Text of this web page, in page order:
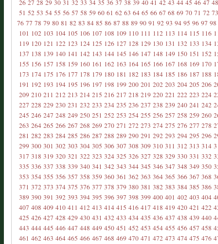
26 27 28 29 30 31 32 33 34 35 36 37 38 39 40 41 42 43 44 45 46 47 48
51 52 53 54 55 56 57 58 59 60 61 62 63 64 65 66 67 68 69 70 71 72 73
76 77 78 79 80 81 82 83 84 85 86 87 88 89 90 91 92 93 94 95 96 97 98
101 102 103 104 105 106 107 108 109 110 111 112 113 114 115 116
119 120 121 122 123 124 125 126 127 128 129 130 131 132 133 134
137 138 139 140 141 142 143 144 145 146 147 148 149 150 151 152
155 156 157 158 159 160 161 162 163 164 165 166 167 168 169 170
173 174 175 176 177 178 179 180 181 182 183 184 185 186 187 188
191 192 193 194 195 196 197 198 199 200 201 202 203 204 205 206
209 210 211 212 213 214 215 216 217 218 219 220 221 222 223 224
227 228 229 230 231 232 233 234 235 236 237 238 239 240 241 242
245 246 247 248 249 250 251 252 253 254 255 256 257 258 259 260
263 264 265 266 267 268 269 270 271 272 273 274 275 276 277 278
281 282 283 284 285 286 287 288 289 290 291 292 293 294 295 296
299 300 301 302 303 304 305 306 307 308 309 310 311 312 313 314
317 318 319 320 321 322 323 324 325 326 327 328 329 330 331 332
335 336 337 338 339 340 341 342 343 344 345 346 347 348 349 350
353 354 355 356 357 358 359 360 361 362 363 364 365 366 367 368
371 372 373 374 375 376 377 378 379 380 381 382 383 384 385 386
389 390 391 392 393 394 395 396 397 398 399 400 401 402 403 404
407 408 409 410 411 412 413 414 415 416 417 418 419 420 421 422
425 426 427 428 429 430 431 432 433 434 435 436 437 438 439 440
443 444 445 446 447 448 449 450 451 452 453 454 455 456 457 458
461 462 463 464 465 466 467 468 469 470 471 472 473 474 475 476